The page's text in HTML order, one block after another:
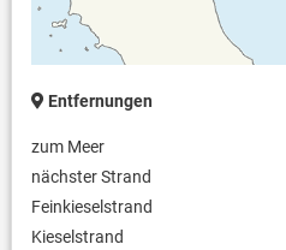
Entfernungen
zum Meer
nächster Strand
Feinkieselstrand
Kieselstrand